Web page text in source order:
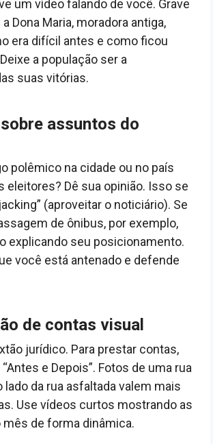
um vídeo falando de você. Grave
Dona Maria, moradora antiga,
era difícil antes e como ficou
a população ser a
suas vitórias.
assuntos do
polêmico na cidade ou no país
eleitores? Dê sua opinião. Isso se
(aproveitar o noticiário). Se
de ônibus, por exemplo,
explicando seu posicionamento.
você está antenado e defende
de contas visual
jurídico. Para prestar contas,
e Depois”. Fotos de uma rua
lado da rua asfaltada valem mais
Use vídeos curtos mostrando as
de forma dinâmica.